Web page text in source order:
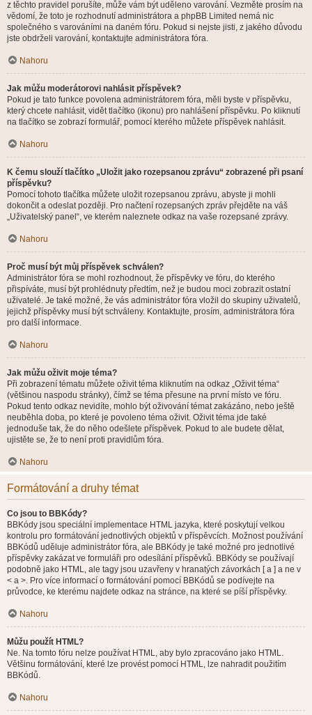
z těchto pravidel porušíte, může vám být uděleno varování. Vezměte prosím na
vědomí, že toto je rozhodnutí administrátora a phpBB Limited nemá nic
společného s varováními na daném fóru. Pokud si nejste jisti, z jakého důvodu
jste obdrželi varování, kontaktujte administrátora fóra.
Nahoru
Jak můžu moderátorovi nahlásit příspěvek?
Pokud je tato funkce povolena administrátorem fóra, měli byste v příspěvku,
který chcete nahlásit, vidět tlačítko (ikonu) pro nahlášení příspěvku. Po kliknutí
na tlačítko se zobrazí formulář, pomocí kterého můžete příspěvek nahlásit.
Nahoru
K čemu slouží tlačítko „Uložit jako rozepsanou zprávu“ zobrazené při psaní
příspěvku?
Pomocí tohoto tlačítka můžete uložit rozepsanou zprávu, abyste ji mohli
dokončit a odeslat později. Pro načtení rozepsaných zpráv přejděte na váš
„Uživatelský panel“, ve kterém naleznete odkaz na vaše rozepsané zprávy.
Nahoru
Proč musí být můj příspěvek schválen?
Administrátor fóra se mohl rozhodnout, že příspěvky ve fóru, do kterého
přispíváte, musí být prohlédnuty předtím, než je budou moci zobrazit ostatní
uživatelé. Je také možné, že vás administrátor fóra vložil do skupiny uživatelů,
jejichž příspěvky musí být schváleny. Kontaktujte, prosím, administrátora fóra
pro další informace.
Nahoru
Jak můžu oživit moje téma?
Při zobrazení tématu můžete oživit téma kliknutím na odkaz „Oživit téma“
(většinou naspodu stránky), čímž se téma přesune na první místo ve fóru.
Pokud tento odkaz nevidíte, mohlo být oživování témat zakázáno, nebo ještě
neuběhla doba, po které je povoleno téma oživit. Oživit téma jde také
jednoduše tak, že do něho odešlete příspěvek. Pokud to ale budete dělat,
ujistěte se, že to není proti pravidlům fóra.
Nahoru
Formátování a druhy témat
Co jsou to BBKódy?
BBKódy jsou speciální implementace HTML jazyka, které poskytují velkou
kontrolu pro formátování jednotlivých objektů v příspěvcích. Možnost používání
BBKódů uděluje administrátor fóra, ale BBKódy je také možné pro jednotlivé
příspěvky zakázat ve formuláři pro odesílání příspěvků. BBKódy se používají
podobně jako HTML, ale tagy jsou uzavřeny v hranatých závorkách [ a ] a ne v
< a >. Pro více informací o formátování pomocí BBKódů se podívejte na
průvodce, ke kterému najdete odkaz na stránce, na které se píší příspěvky.
Nahoru
Můžu použít HTML?
Ne. Na tomto fóru nelze používat HTML, aby bylo zpracováno jako HTML.
Většinu formátování, které lze provést pomocí HTML, lze nahradit použitím
BBKódů.
Nahoru